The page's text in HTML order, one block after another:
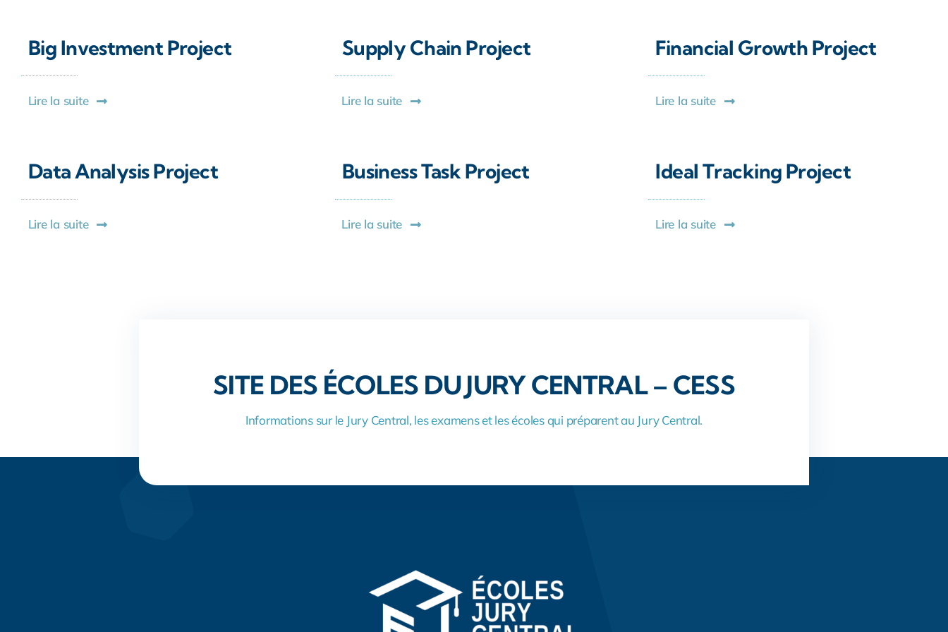
Big Investment Project
Lire la suite
Supply Chain Project
Lire la suite
Financial Growth Project
Lire la suite
Data Analysis Project
Lire la suite
Business Task Project
Lire la suite
Ideal Tracking Project
Lire la suite
SITE DES ÉCOLES DU JURY CENTRAL – CESS
Informations sur le Jury Central, les examens et les écoles qui préparent au Jury Central.